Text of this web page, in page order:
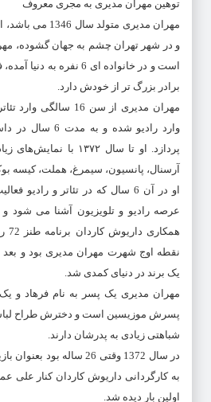
توهین مهران مدیری به مجری معروف
مهران مدیری
و در شهر تهران چشم به جهان گشوده،
برادر بزرگ تر از خودش دارد.
وارد رادیو شده و
پردازد. او تا سال ۱۳۷۲
آرسنال، پانسیون، سیمرغ، هملت،
او در آن 6 سال که در تئاتر و رادیو
نقطه اوج شهرت مهران مدیری بود و بعد
یک برند در دنیای کمدی شد.
مهران مدیری یک پسر به نام فرهاد و یک
پسرش موزیسین است و دخترش طراح
شباهتی زیادی به پدرشان دارند.
به کارگردانی داریوش کاردان کنار علی
اولین بار دیده شد.